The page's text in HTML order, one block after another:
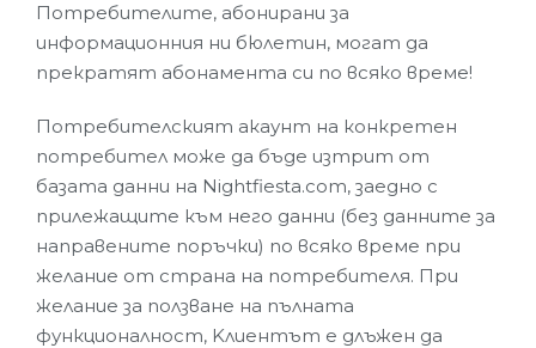
Потребителите, абонирани за
информационния ни бюлетин, могат да
прекратят абонамента си по всяко време!
Потребителският акаунт на конкретен
потребител може да бъде изтрит от
базата данни на Nightfiesta.com, заедно с
прилежащите към него данни (без данните за
направените поръчки) по всяко време при
желание от страна на потребителя. При
желание за ползване на пълната
функционалност, Kлиентът е длъжен да